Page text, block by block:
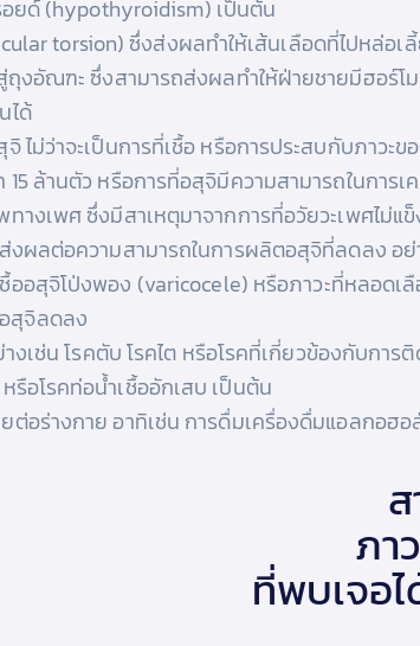
อยด์ (hypothyroidism) เป็นต้น
torsion) ซึ่งส่งผลทำให้เส้นเลือดที่ไปหล่อ
ถุงอัณฑะ ซึ่งสามารถส่งผลทำให้ฝ่ายชายมีฮ
ได้
ไม่ว่าจะเป็นการที่เชื้อ หรือการประสบกับภาว
ล้านตัว หรือการที่อสุจิมีความสามารถในกา
างเพศ ซึ่งมีสาเหตุมาจากการที่อวัยวะเพศไม่
ผลต่อความสามารถในการผลิตอสุจิที่ลดลง อย่
ชื้ออสุจิโป่งพอง (varicocele) หรือภาวะที่หลอด
สุจิลดลง
งเช่น โรคตับ โรคไต หรือโรคที่เกี่ยวข้องกับกา
อโรคท่อน้ำเชื้ออักเสบ เป็นต้น
อร่างกาย อาทิเช่น การดื่มเครื่องดื่มแอลกอฮ
ภา
ที่พบเจอ